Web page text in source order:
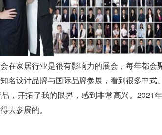
家居行业是很有影响力的展会，每年都会
名设计品牌与国际品牌参展，看到很多中
，开拓了我的眼界，感到非常高兴。2021
去参展的。